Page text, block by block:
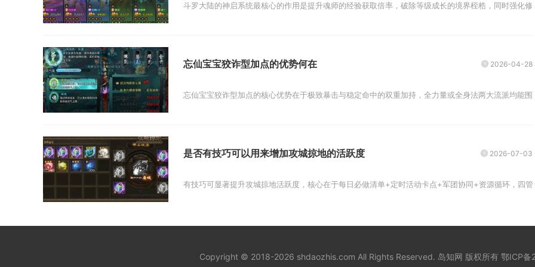
斗罗大陆的神启系统最核心的作用是提升魂师的经验获取倍率，破除等级成长的境界桎梏，同时强化修
忘仙宝宝狡诈型加点的优势何在 2026-04-28
忘仙宝宝狡诈型加点的核心优势在于极致暴击与稳定命中的双重加持，全力量或全身法两大流派均能围
是否有技巧可以用来增加攻城掠地的活跃度 2026-07-03
有技巧可显著提升攻城掠地活跃度，核心在于每日必做清单+定时活动卡点+军团协同+资源循环，四管
Copyright © 2018-2026 shdaozhis.com All Rights Reserved. 岛知网 版权所有 鄂ICP